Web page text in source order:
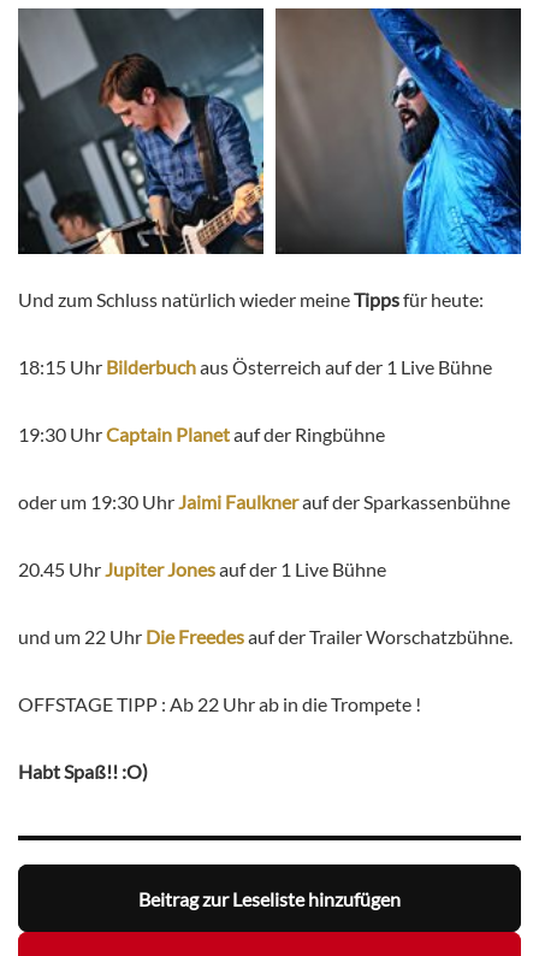
Und zum Schluss natürlich wieder meineTippsfür heute:
18:15 Uhr Bilderbuchaus Österreich auf der 1 Live Bühne
19:30 UhrCaptain Planetauf der Ringbühne
oder um 19:30 UhrJaimi Faulknerauf der Sparkassenbühne
20.45 UhrJupiter Jonesauf der 1 Live Bühne
und um 22 Uhr Die Freedesauf der Trailer Worschatzbühne.
OFFSTAGE TIPP : Ab 22 Uhr ab in die Trompete !
Habt Spaß!! :O)
Beitrag zur Leseliste hinzufügen